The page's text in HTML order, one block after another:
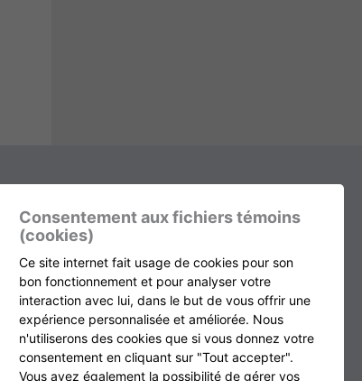
ET ÉCHOS
Consentement aux fichiers témoins
(cookies)
Ce site internet fait usage de cookies pour son
bon fonctionnement et pour analyser votre
interaction avec lui, dans le but de vous offrir une
expérience personnalisée et améliorée. Nous
n'utiliserons des cookies que si vous donnez votre
consentement en cliquant sur "Tout accepter".
Vous avez également la possibilité de gérer vos